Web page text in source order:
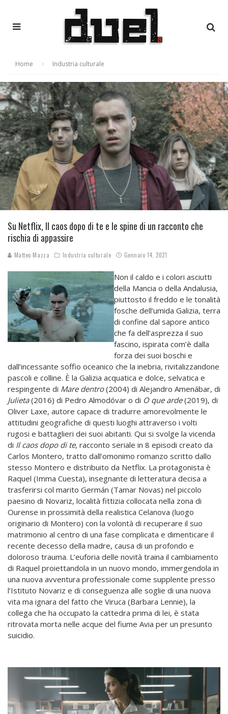
Home Industria culturale
Su Netflix, Il caos dopo di te e le spine di un racconto che
rischia di appassire
Matteo Mazza Industria culturale Gennaio 14, 2021
Non il caldo e i colori asciutti
della Mancia o della Andalusia,
piuttosto il freddo e le tonalità
fosche dell’umida Galizia, terra
di confine dal sapore antico
che fa dell’asprezza il suo
fascino, ispirata com’è dalla
forza dei suoi boschi e
dall’incessante soffio oceanico che la inebria, rivitalizzandone
pascoli e colline. È la Galizia acquatica e dolce, selvatica e
respingente di Mare dentro(2004) di Alejandro Amenábar, di
Julieta(2016) di Pedro Almodóvar o di O que arde(2019), di
Oliver Laxe, autore capace di tradurre amorevolmente le
attitudini geografiche di questi luoghi attraverso i volti
rugosi e battaglieri dei suoi abitanti. Qui si svolge la vicenda
di Il caos dopo di te, racconto seriale in 8 episodi creato da
Carlos Montero, tratto dall’omonimo romanzo scritto dallo
stesso Montero e distribuito da Netflix. La protagonista è
Raquel (Imma Cuesta), insegnante di letteratura decisa a
trasferirsi col marito Germán (Tamar Novas) nel piccolo
paesino di Novariz, località fittizia collocata nella zona di
Ourense in prossimità della realistica Celanova (luogo
originario di Montero) con la volontà di recuperare il suo
matrimonio al centro di una fase complicata e dimenticare il
recente decesso della madre, causa di un profondo e
doloroso trauma. L’euforia delle novità traina il cambiamento
di Raquel proiettandola in un nuovo mondo, immergendola in
una nuova avventura professionale come supplente presso
l’Istituto Novariz e di conseguenza alle soglie di una nuova
vita ma ignara del fatto che Viruca (Barbara Lennie), la
collega che ha occupato la cattedra prima di lei, è stata
ritrovata morta nelle acque del fiume Avia per un presunto
suicidio.